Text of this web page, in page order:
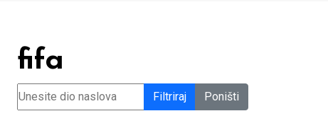
fifa
Unesite dio naslova Filtriraj Poništi